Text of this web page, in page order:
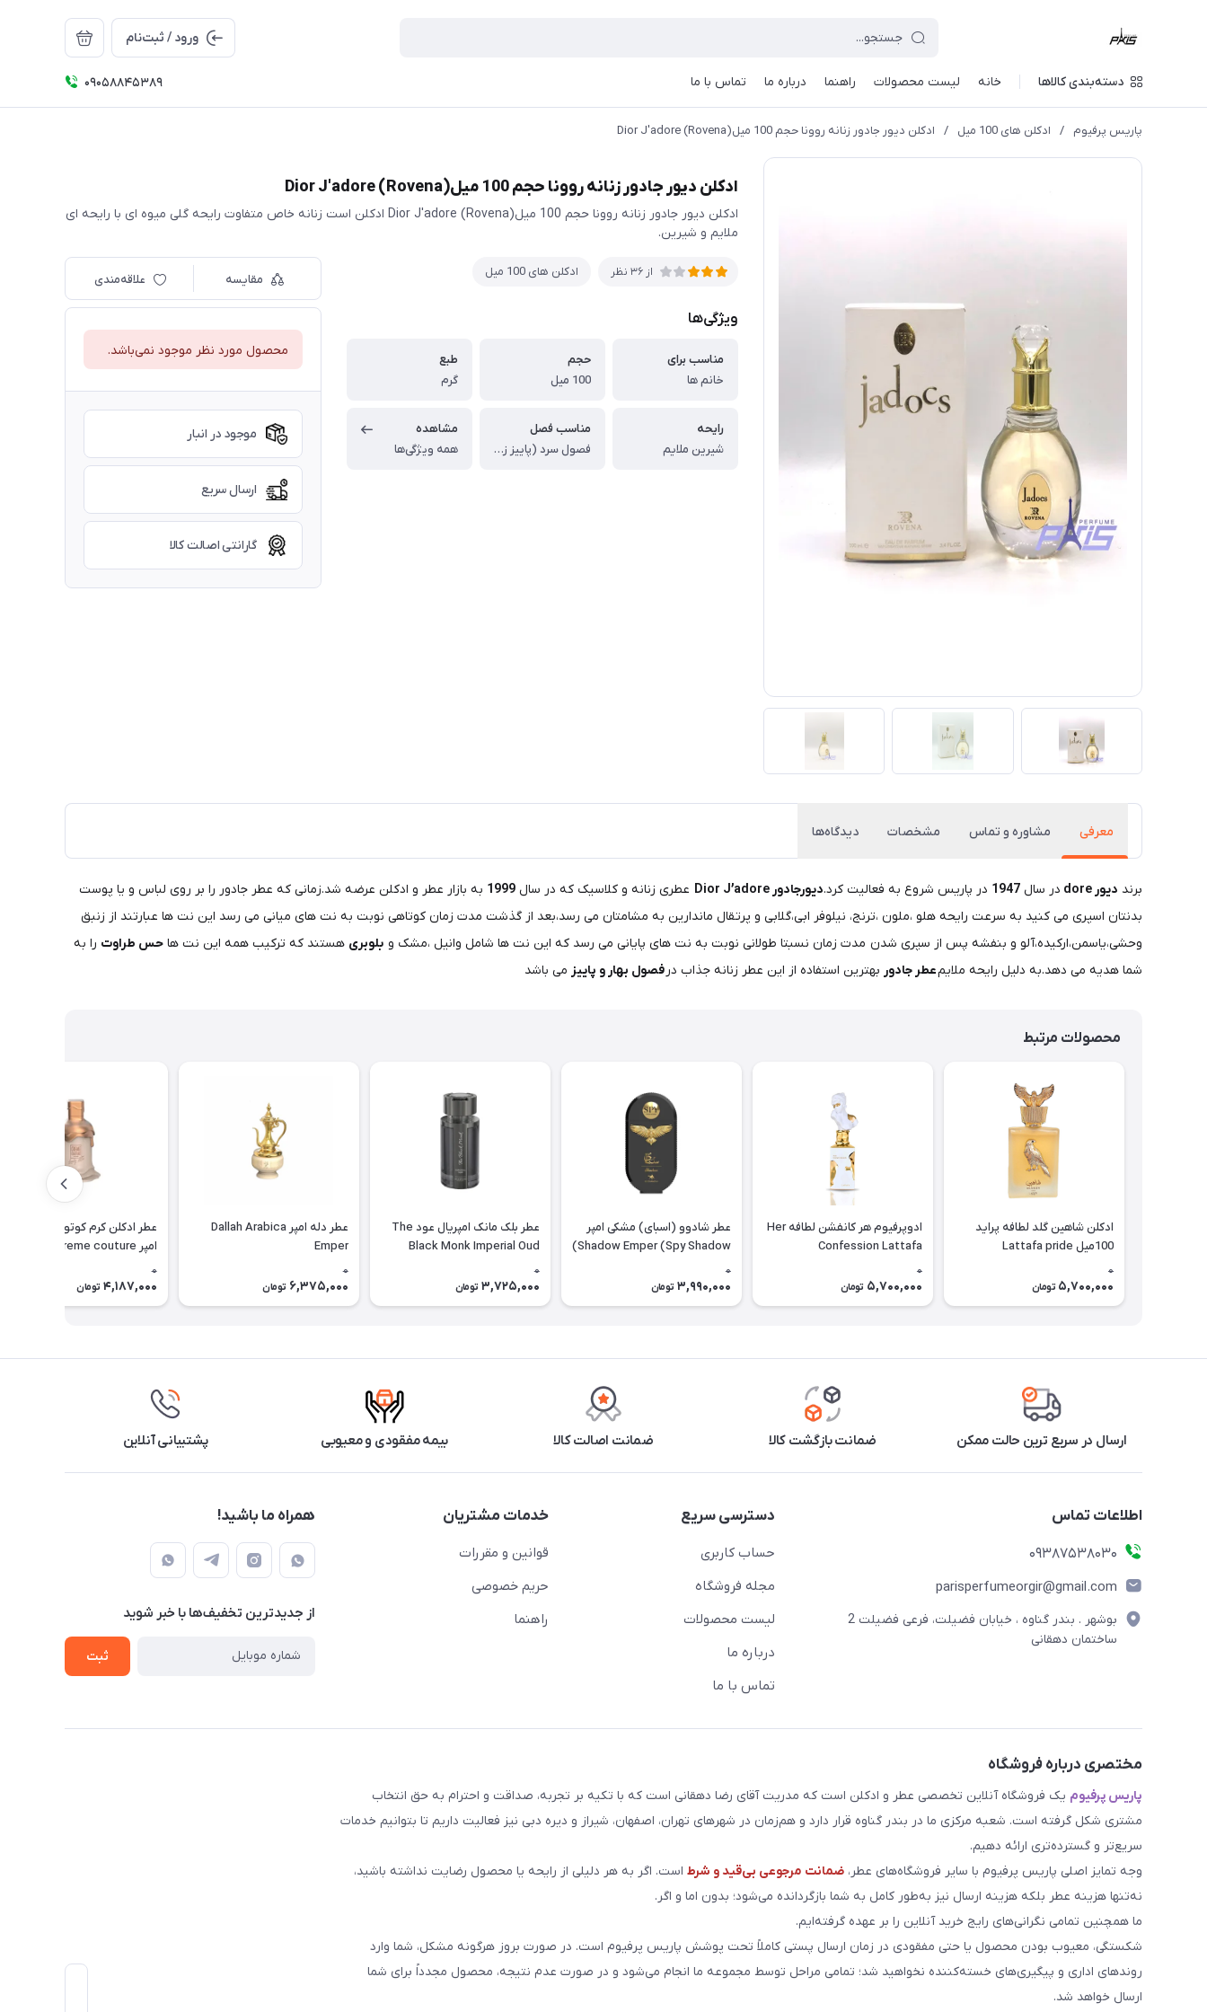
ورود / ثبت‌نام
دسته‌بندی کالاها خانه لیست محصولات راهنما درباره ما تماس با ما 09058845389
پاریس پرفیوم / ادکلن های 100 میل / ادکلن دیور جادور زنانه روونا حجم 100 میل(Rovena) Dior J'adore
ادکلن دیور جادور زنانه روونا حجم 100 میل(Rovena) Dior J'adore
ادکلن دیور جادور زنانه روونا حجم 100 میل(Rovena) Dior J'adore ادکلن است زنانه خاص متفاوت رایحه گلی میوه ای با رایحه ای
ملایم و شیرین.
از 36 نظر ادکلن های 100 میل
ویژگی‌ها
مناسب برای
خانم ها
حجم
100 میل
طبع
گرم
رایحه
شیرین ملایم
مناسب فصل
فصول سرد (پاییز زمستان)
مشاهده
همه ویژگی‌ها
مقایسه علاقه‌مندی
محصول مورد نظر موجود نمی‌باشد.
موجود در انبار
ارسال سریع
گارانتی اصالت کالا
معرفی مشاوره و تماس مشخصات دیدگاه‌ها
برند دیور dore در سال 1947 در پاریس شروع به فعالیت کرد.دیورجادور Dior J’adore عطری زنانه و کلاسیک که در سال 1999 به بازار عطر و ادکلن عرضه شد.زمانی که عطر جادور را بر روی لباس و یا پوست
بدنتان اسپری می کنید به سرعت رایحه هلو ،ملون ،ترنج، نیلوفر ابی،گلابی و پرتقال ماندارین به مشامتان می رسد،بعد از گذشت مدت زمان کوتاهی نوبت به نت های میانی می رسد این نت ها عبارتند از زنبق
وحشی،یاسمن،ارکیده،آلو و بنفشه پس از سپری شدن مدت زمان نسبتا طولانی نوبت به نت های پایانی می رسد که این نت ها شامل وانیل ،مشک و بلوبری هستند که ترکیب همه این نت ها حس طراوت را به
شما هدیه می دهد.به دلیل رایحه ملایمعطر جادور بهترین استفاده از این عطر زنانه جذاب درفصول بهار و پاییز می باشد
محصولات مرتبط
ادکلن شاهین گلد لطافه پراید
100میل Lattafa pride
0
5,700,000 تومان
ادوپرفیوم هر کانفشن لطافه Her
Confession Lattafa
0
5,700,000 تومان
عطر شادوو (اسبای) مشکی امپر
Shadow Emper (Spy Shadow)
0
3,990,000 تومان
عطر بلک مانک امپریال عود The
Black Monk Imperial Oud
0
3,725,000 تومان
عطر دله امپر Dallah Arabica
Emper
0
6,375,000 تومان
عطر ادکلن کرم کوتور لاولی لاته
امپر emper creme couture
0
4,187,000 تومان
ارسال در سریع ترین حالت ممکن ضمانت بازگشت کالا ضمانت اصالت کالا بیمه مفقودی و معیوبی پشتیبانی آنلاین
اطلاعات تماس
09387538030
parisperfumeorgir@gmail.com
بوشهر . بندر گناوه ، خیابان فضیلت، فرعی فضیلت 2
ساختمان دهقانی
دسترسی سریع
حساب کاربری
مجله فروشگاه
لیست محصولات
درباره ما
تماس با ما
خدمات مشتریان
قوانین و مقررات
حریم خصوصی
راهنما
همراه ما باشید!
از جدید‌ترین تخفیف‌ها با‌ خبر شوید
ثبت
مختصری درباره فروشگاه
پاریس پرفیوم یک فروشگاه آنلاین تخصصی عطر و ادکلن است که مدریت آقای رضا دهقانی است که با تکیه بر تجربه، صداقت و احترام به حق انتخاب
مشتری شکل گرفته است. شعبه مرکزی ما در بندر گناوه قرار دارد و هم‌زمان در شهرهای تهران، اصفهان، شیراز و دیره دبی نیز فعالیت داریم تا بتوانیم خدمات
سریع‌تر و گسترده‌تری ارائه دهیم.
وجه تمایز اصلی پاریس پرفیوم با سایر فروشگاه‌های عطر، ضمانت مرجوعی بی‌قید و شرط است. اگر به هر دلیلی از رایحه یا محصول رضایت نداشته باشید،
نه‌تنها هزینه عطر بلکه هزینه ارسال نیز به‌طور کامل به شما بازگردانده می‌شود؛ بدون اما و اگر.
ما همچنین تمامی نگرانی‌های رایج خرید آنلاین را بر عهده گرفته‌ایم.
شکستگی، معیوب بودن محصول یا حتی مفقودی در زمان ارسال پستی کاملاً تحت پوشش پاریس پرفیوم است. در صورت بروز هرگونه مشکل، شما وارد
روندهای اداری و پیگیری‌های خسته‌کننده نخواهید شد؛ تمامی مراحل توسط مجموعه ما انجام می‌شود و در صورت عدم نتیجه، محصول مجدداً برای شما
ارسال خواهد شد.